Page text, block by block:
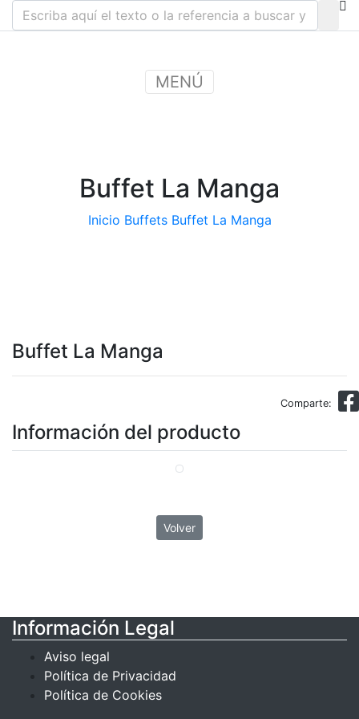
MENÚ
Buffet La Manga
Inicio Buffets Buffet La Manga
Buffet La Manga
Comparte:
Información del producto
Volver
Información Legal
Aviso legal
Política de Privacidad
Política de Cookies